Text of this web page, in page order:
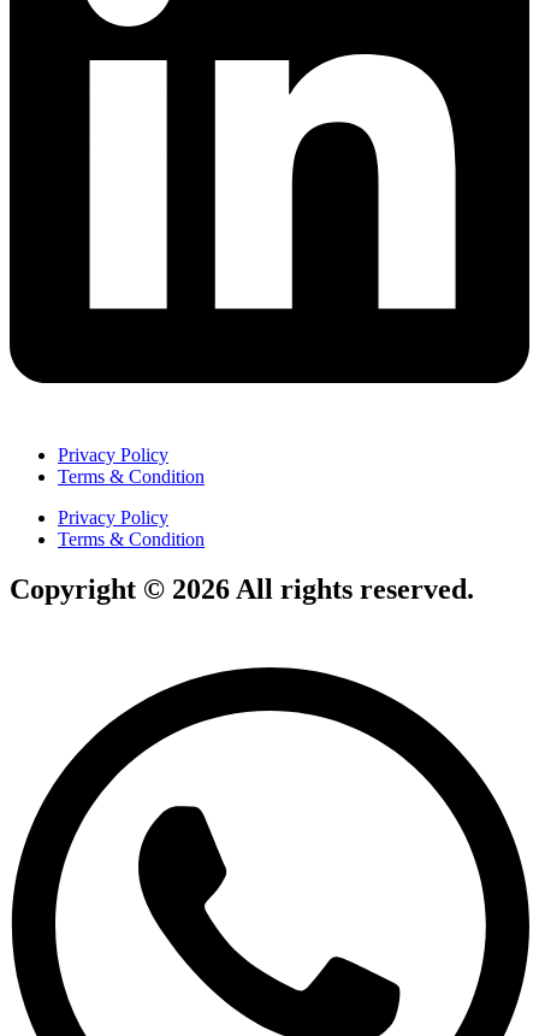
Privacy Policy
Terms & Condition
Privacy Policy
Terms & Condition
Copyright © 2026 All rights reserved.